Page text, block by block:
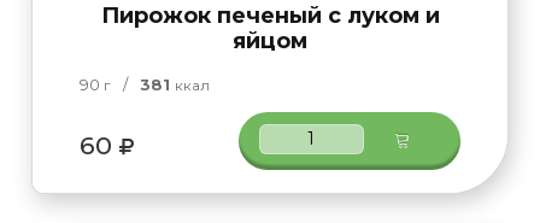
Пирожок печеный с луком и
яйцом
90 г / 381 ккал
60